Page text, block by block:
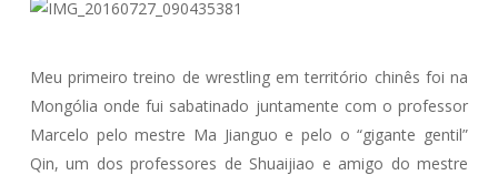
Meu primeiro treino de wrestling em território chinês foi na
Mongólia onde fui sabatinado juntamente com o professor
Marcelo pelo mestre Ma Jianguo e pelo o “gigante gentil”
Qin, um dos professores de Shuaijiao e amigo do mestre